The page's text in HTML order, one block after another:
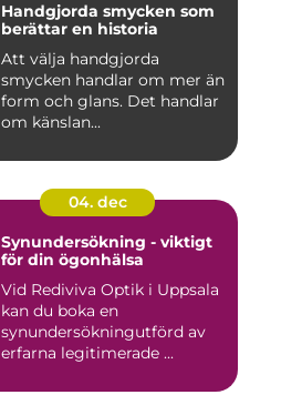
Handgjorda smycken som
berättar en historia
Att välja handgjorda
smycken handlar om mer än
form och glans. Det handlar
om känslan...
04. dec
Synundersökning - viktigt
för din ögonhälsa
Vid Rediviva Optik i Uppsala
kan du boka en
synundersökningutförd av
erfarna legitimerade ...